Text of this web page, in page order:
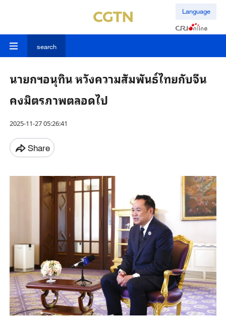
Language
search
นายกฯอนุทิน หวังความสัมพันธ์ไทยกับจีน
คงมิตรภาพตลอดไป
2025-11-27 05:26:41
Share